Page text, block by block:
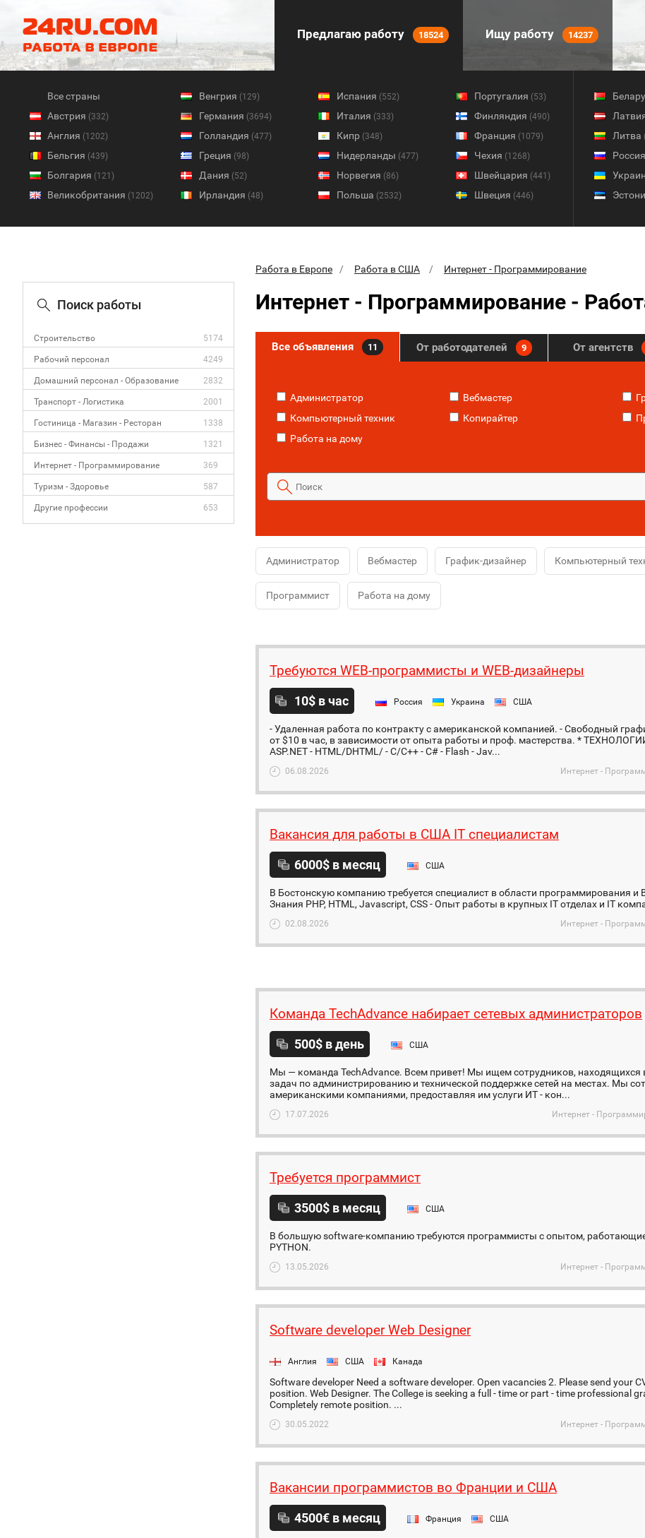
Предлагаю работу 18524 Ищу работу 14237
Все страны
Австрия (332)
Англия (1202)
Бельгия (439)
Болгария (121)
Великобритания (1202)
Венгрия (129)
Германия (3694)
Голландия (477)
Греция (98)
Дания (52)
Ирландия (48)
Испания (552)
Италия (333)
Кипр (348)
Нидерланды (477)
Норвегия (86)
Польша (2532)
Португалия (53)
Финляндия (490)
Франция (1079)
Чехия (1268)
Швейцария (441)
Швеция (446)
Литва
Россия
Поиск работы
Строительство 5174
Рабочий персонал 4249
Домашний персонал - Образование 2832
Транспорт - Логистика 2001
Гостиница - Магазин - Ресторан 1338
Бизнес - Финансы - Продажи 1321
Интернет - Программирование 369
Туризм - Здоровье 587
Другие профессии 653
Работа в Европе Работа в США Интернет - Программирование
Интернет - Программирование -
Все объявления 11 От работодателей 9 От агентств
Администратор Вебмастер
Компьютерный техник
Копирайтер
Работа на дому
Администратор Вебмастер График-дизайнер Компьютерный
Программист Работа на дому
Требуются WEB-программисты и WEB-дизайнеры
10$ в час Россия Украина США
- Удаленная работа по контракту с американской компанией. - Свободный
от $10 в час, в зависимости от опыта работы и проф. мастерства. *
ASP.NET - HTML/DHTML/ - C/C++ - C# - Flash - Jav...
06.08.2026 Интернет -
Вакансия для работы в США IT специалистам
6000$ в месяц США
В Бостонскую компанию требуется специалист в области программирования и
Знания PHP, HTML, Javascript, CSS - Опыт работы в крупных IT отделах и IT
02.08.2026 Интернет -
Команда TechAdvance набирает сетевых администраторов
500$ в день США
Мы — команда TechAdvance. Всем привет! Мы ищем сотрудников,
задач по администрированию и технической поддержке сетей на местах. Мы
американскими компаниями, предоставляя им услуги ИТ - кон...
17.07.2026 Интернет -
Требуется программист
3500$ в месяц США
В большую software-компанию требуются программисты с опытом,
PYTHON.
13.05.2026 Интернет -
Software developer Web Designer
Англия США Канада
Software developer Need a software developer. Open vacancies 2. Please send your
position. Web Designer. The College is seeking a full - time or part - time professional
Completely remote position. ...
30.05.2022 Интернет -
Вакансии программистов во Франции и США
4500€ в месяц Франция США